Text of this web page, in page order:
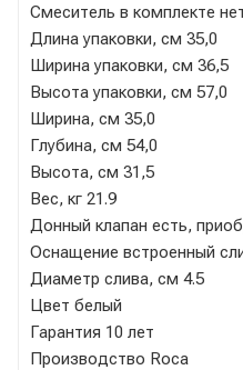
Смеситель в комплекте
Длина упаковки, см 35,0
Ширина упаковки, см 36,5
Высота упаковки, см 57,0
Ширина, см 35,0
Глубина, см 54,0
Высота, см 31,5
Вес, кг 21.9
Донный клапан есть,
Оснащение встроенный
Диаметр слива, см 4.5
Цвет белый
Гарантия 10 лет
Производство Roca